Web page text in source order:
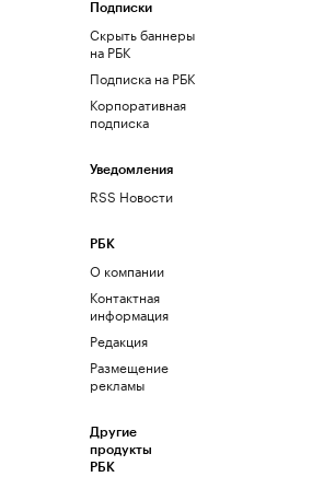
Подписки
Скрыть баннеры
на РБК
Подписка на РБК
Корпоративная
подписка
Уведомления
RSS Новости
РБК
О компании
Контактная
информация
Редакция
Размещение
рекламы
Другие
продукты
РБК